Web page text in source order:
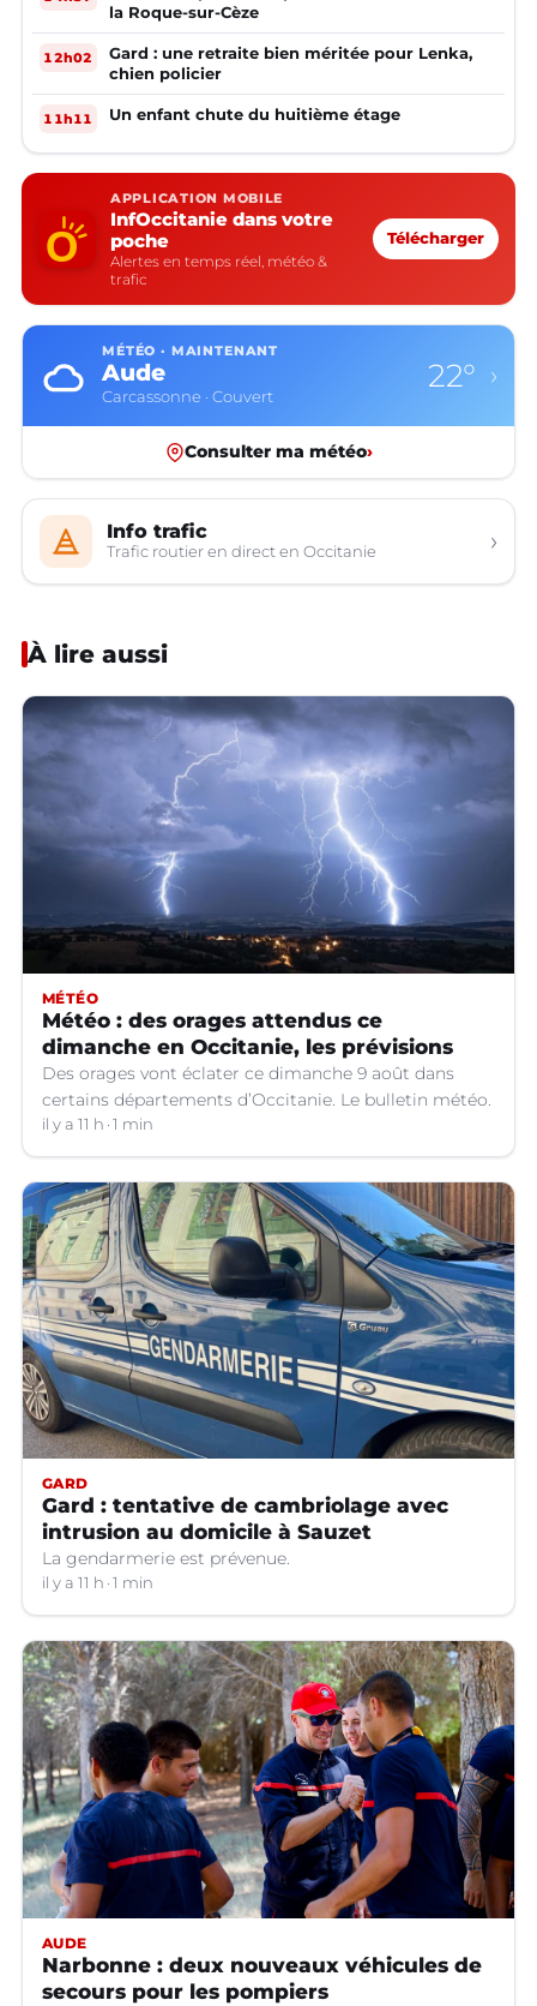
la Roque-sur-Cèze
12h02
Gard : une retraite bien méritée pour Lenka,
chien policier
11h11 Un enfant chute du huitième étage
APPLICATION MOBILE
InfOccitanie dans votre
poche
Alertes en temps réel, météo &
trafic
Télécharger
MÉTÉO · MAINTENANT
Aude
Carcassonne · Couvert
22° ›
Consulter ma météo›
Info trafic
Trafic routier en direct en Occitanie ›
À lire aussi
MÉTÉO
Météo : des orages attendus ce
dimanche en Occitanie, les prévisions
Des orages vont éclater ce dimanche 9 août dans
certains départements d’Occitanie. Le bulletin météo.
il y a 11 h 1 min
GARD
Gard : tentative de cambriolage avec
intrusion au domicile à Sauzet
La gendarmerie est prévenue.
il y a 11 h 1 min
AUDE
Narbonne : deux nouveaux véhicules de
secours pour les pompiers